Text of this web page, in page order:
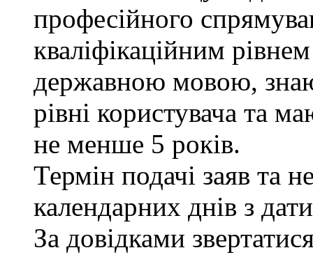
професійного
кваліфікаційним
державною мовою,
рівні користувача та
не менше 5 років.
Термін подачі заяв та
календарних днів з
За довідками